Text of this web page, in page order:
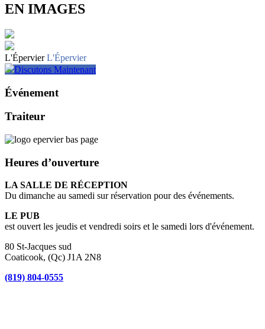
EN IMAGES
L'Épervier L'Épervier
Discutons Maintenant
Événement
Traiteur
Heures d’ouverture
LA SALLE DE RÉCEPTION
Du dimanche au samedi sur réservation pour des événements.
LE PUB
est ouvert les jeudis et vendredi soirs et le samedi lors d'événement.
80 St-Jacques sud
Coaticook, (Qc) J1A 2N8
(819) 804-0555